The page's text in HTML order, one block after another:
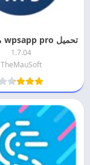
1.7.04
TheMauSoft